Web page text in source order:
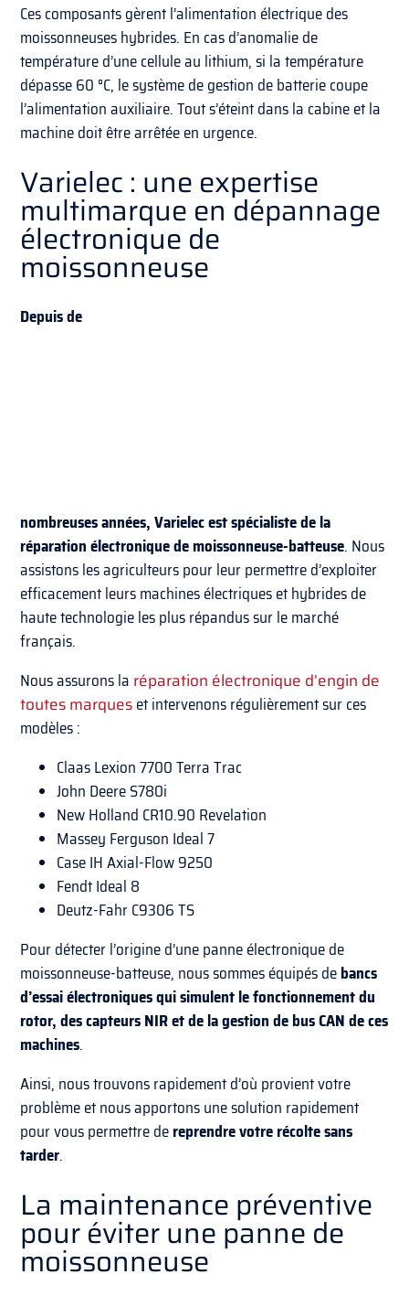
Ces composants gèrent l’alimentation électrique des
moissonneuses hybrides. En cas d’anomalie de
température d’une cellule au lithium, si la température
dépasse 60 °C, le système de gestion de batterie coupe
l’alimentation auxiliaire. Tout s’éteint dans la cabine et la
machine doit être arrêtée en urgence.
Varielec : une expertise
multimarque en dépannage
électronique de
moissonneuse
Depuis de
nombreuses années, Varielec est spécialiste de la
réparation électronique de moissonneuse-batteuse. Nous
assistons les agriculteurs pour leur permettre d’exploiter
efficacement leurs machines électriques et hybrides de
haute technologie les plus répandus sur le marché
français.
Nous assurons la réparation électronique d’engin de
toutes marqueset intervenons régulièrement sur ces
modèles :
Claas Lexion 7700 Terra Trac
John Deere S780i
New Holland CR10.90 Revelation
Massey Ferguson Ideal 7
Case IH Axial-Flow 9250
Fendt Ideal 8
Deutz-Fahr C9306 TS
Pour détecter l’origine d’une panne électronique de
moissonneuse-batteuse, nous sommes équipés debancs
d’essai électroniques qui simulent le fonctionnement du
rotor, des capteurs NIR et de la gestion de bus CAN de ces
machines.
Ainsi, nous trouvons rapidement d’où provient votre
problème et nous apportons une solution rapidement
pour vous permettre dereprendre votre récolte sans
tarder.
La maintenance préventive
pour éviter une panne de
moissonneuse